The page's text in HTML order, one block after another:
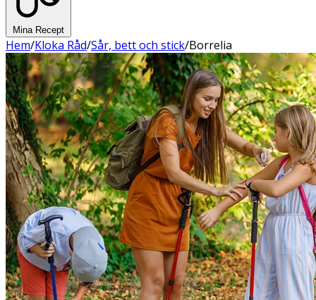
Mina Recept
Hem/Kloka Råd/Sår, bett och stick/Borrelia